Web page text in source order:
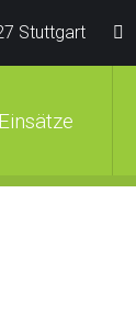
Stuttgart
Einsätze